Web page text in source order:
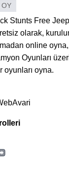
OY
Stunts Free
olarak,
online
Oyunları
oyunları oyna.